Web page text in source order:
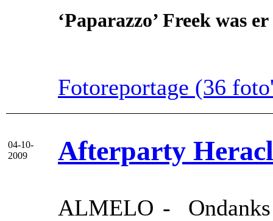
‘Paparazzo’ Freek was
Fotoreportage (36
04-10-
2009
Afterparty
ALMELO - Ondanks